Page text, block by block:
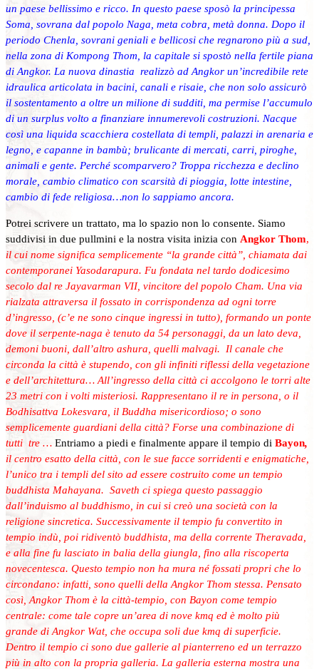
un paese bellissimo e ricco. In questo paese sposò la principessa
Soma, sovrana dal popolo Naga, meta cobra, metà donna. Dopo il
periodo Chenla, sovrani geniali e bellicosi che regnarono più a sud,
nella zona di Kompong Thom, la capitale si spostò nella fertile piana
di Angkor. La nuova dinastia realizzò ad Angkor un’incredibile rete
idraulica articolata in bacini, canali e risaie, che non solo assicurò
il sostentamento a oltre un milione di sudditi, ma permise l’accumulo
di un surplus volto a finanziare innumerevoli costruzioni. Nacque
così una liquida scacchiera costellata di templi, palazzi in arenaria e
legno, e capanne in bambù; brulicante di mercati, carri, piroghe,
animali e gente. Perché scomparvero? Troppa ricchezza e declino
morale, cambio climatico con scarsità di pioggia, lotte intestine,
cambio di fede religiosa…non lo sappiamo ancora.
Potrei scrivere un trattato, ma lo spazio non lo consente. Siamo
suddivisi in due pullmini e la nostra visita inizia con Angkor Thom,
il cui nome significa semplicemente “la grande città”, chiamata dai
contemporanei Yasodarapura. Fu fondata nel tardo dodicesimo
secolo dal re Jayavarman VII, vincitore del popolo Cham. Una via
rialzata attraversa il fossato in corrispondenza ad ogni torre
d’ingresso, (c’e ne sono cinque ingressi in tutto), formando un ponte
dove il serpente-naga è tenuto da 54 personaggi, da un lato deva,
demoni buoni, dall’altro ashura, quelli malvagi. Il canale che
circonda la città è stupendo, con gli infiniti riflessi della vegetazione
e dell’architettura… All’ingresso della città ci accolgono le torri alte
23 metri con i volti misteriosi. Rappresentano il re in persona, o il
Bodhisattva Lokesvara, il Buddha misericordioso; o sono
semplicemente guardiani della città? Forse una combinazione di
tutti tre … Entriamo a piedi e finalmente appare il tempio di Bayon,
il centro esatto della città, con le sue facce sorridenti e enigmatiche,
l’unico tra i templi del sito ad essere costruito come un tempio
buddhista Mahayana. Saveth ci spiega questo passaggio
dall’induismo al buddhismo, in cui si creò una società con la
religione sincretica. Successivamente il tempio fu convertito in
tempio indù, poi ridiventò buddhista, ma della corrente Theravada,
e alla fine fu lasciato in balia della giungla, fino alla riscoperta
novecentesca. Questo tempio non ha mura né fossati propri che lo
circondano: infatti, sono quelli della Angkor Thom stessa. Pensato
così, Angkor Thom è la città-tempio, con Bayon come tempio
centrale: come tale copre un’area di nove kmq ed è molto più
grande di Angkor Wat, che occupa soli due kmq di superficie.
Dentro il tempio ci sono due gallerie al pianterreno ed un terrazzo
più in alto con la propria galleria. La galleria esterna mostra una